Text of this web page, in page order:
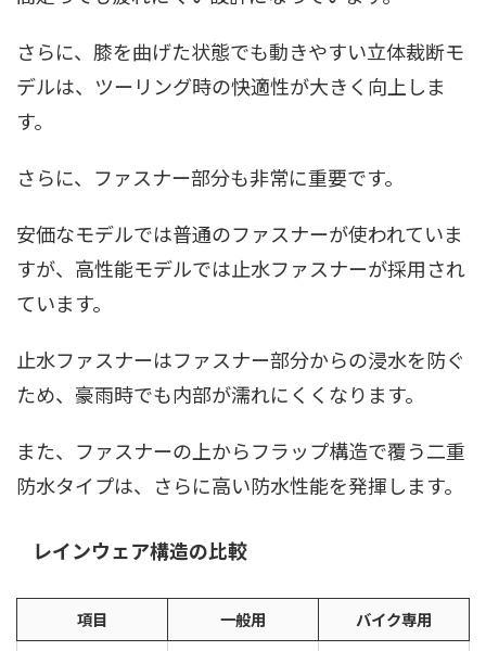
さらに、膝を曲げた状態でも動きやすい立体裁断モ
デルは、ツーリング時の快適性が大きく向上しま
す。
さらに、ファスナー部分も非常に重要です。
安価なモデルでは普通のファスナーが使われていま
すが、高性能モデルでは止水ファスナーが採用され
ています。
止水ファスナーはファスナー部分からの浸水を防ぐ
ため、豪雨時でも内部が濡れにくくなります。
また、ファスナーの上からフラップ構造で覆う二重
防水タイプは、さらに高い防水性能を発揮します。
レインウェア構造の比較
項目 一般用
バイク専用